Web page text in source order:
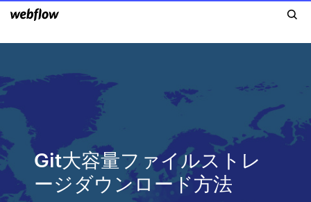
Git大容量ファイルストレ
ージダウンロード方法